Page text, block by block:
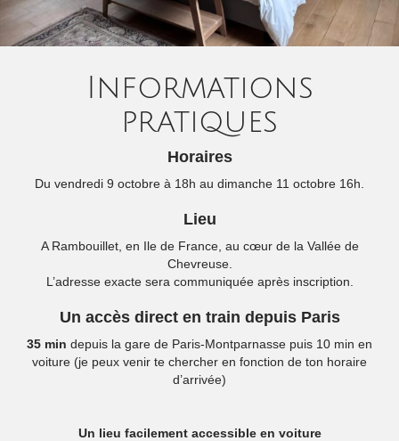
Informations
pratiques
Horaires
Du vendredi 9 octobre à 18h au dimanche 11 octobre 16h.
Lieu
A Rambouillet, en Ile de France, au cœur de la Vallée de
Chevreuse.
L’adresse exacte sera communiquée après inscription.
Un accès direct en train depuis Paris
35 min depuis la gare de Paris-Montparnasse puis 10 min en
voiture (je peux venir te chercher en fonction de ton horaire
d’arrivée)
Un lieu facilement accessible en voiture